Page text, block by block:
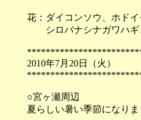
花：ダイコンソウ、ホド
シロバナシナガワハギ
2010年7月
○宮ヶ瀬周辺
夏らしい暑い季節になり